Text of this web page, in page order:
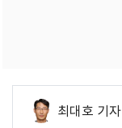
최대호 기자